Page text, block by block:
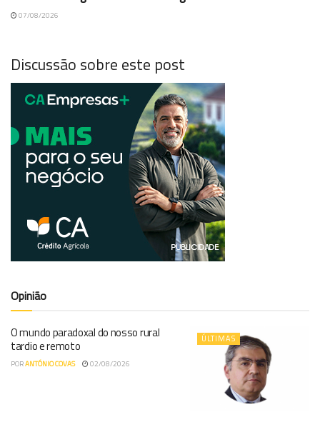
07/08/2026
Discussão sobre este post
Opinião
ÚLTIMAS
O mundo paradoxal do nosso rural
tardio e remoto
PORANTÓNIO COVAS 02/08/2026